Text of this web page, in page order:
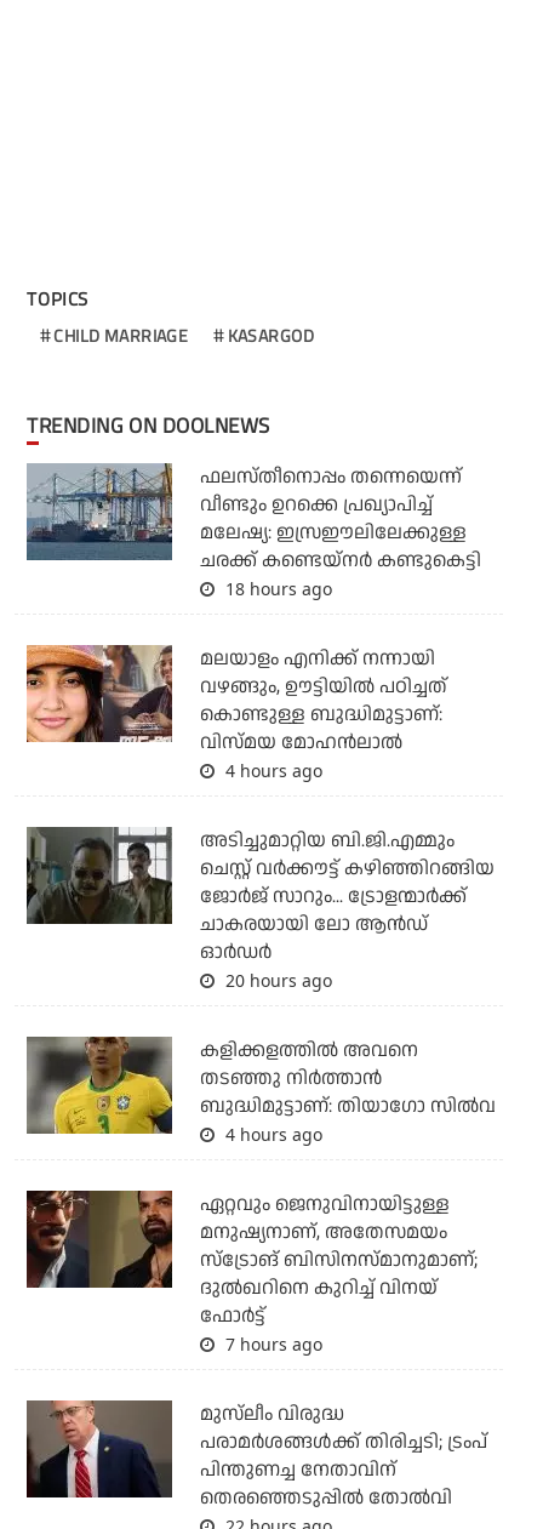
TOPICS
CHILD MARRIAGE KASARGOD
TRENDING ON DOOLNEWS
ഫലസ്തീനൊപ്പം തന്നെയെന്ന്
വീണ്ടും ഉറക്കെ പ്രഖ്യാപിച്ച്
മലേഷ്യ: ഇസ്രഈലിലേക്കുള്ള
ചരക്ക് കണ്ടെയ്‌നര്‍ കണ്ടുകെട്ടി
18 hours ago
മലയാളം എനിക്ക് നന്നായി
വഴങ്ങും, ഊട്ടിയില്‍ പഠിച്ചത്
കൊണ്ടുള്ള ബുദ്ധിമുട്ടാണ്:
വിസ്മയ മോഹന്‍ലാല്‍
4 hours ago
അടിച്ചുമാറ്റിയ ബി.ജി.എമ്മും
ചെസ്റ്റ് വര്‍ക്കൗട്ട് കഴിഞ്ഞിറങ്ങിയ
ജോര്‍ജ് സാറും... ട്രോളന്മാര്‍ക്ക്
ചാകരയായി ലോ ആന്‍ഡ്
ഓര്‍ഡര്‍
20 hours ago
കളിക്കളത്തില്‍ അവനെ
തടഞ്ഞു നിര്‍ത്താന്‍
ബുദ്ധിമുട്ടാണ്: തിയാഗോ സില്‍വ
4 hours ago
ഏറ്റവും ജെനുവിനായിട്ടുള്ള
മനുഷ്യനാണ്, അതേസമയം
സ്‌ട്രോങ് ബിസിനസ്മാനുമാണ്;
ദുല്‍ഖറിനെ കുറിച്ച് വിനയ്
ഫോര്‍ട്ട്
7 hours ago
മുസ്‌ലീം വിരുദ്ധ
പരാമര്‍ശങ്ങള്‍ക്ക് തിരിച്ചടി; ട്രംപ്
പിന്തുണച്ച നേതാവിന്
തെരഞ്ഞെടുപ്പില്‍ തോല്‍വി